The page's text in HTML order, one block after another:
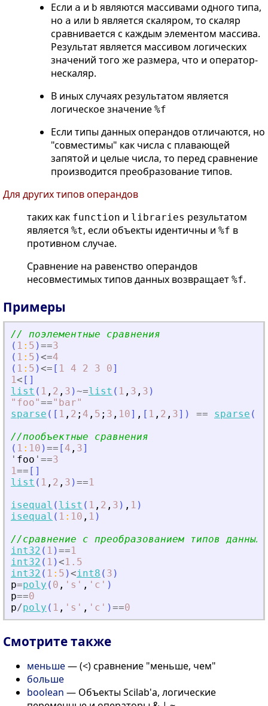
Если a и b являются массивами одного типа,
но a или b является скаляром, то скаляр
сравнивается с каждым элементом массива.
Результат является массивом логических
значений того же размера, что и оператор-
нескаляр.
В иных случаях результатом является
логическое значение %f
Если типы данных операндов отличаются, но
"совместимы" как числа с плавающей
запятой и целые числа, то перед сравнение
производится преобразование типов.
Для других типов операндов
таких как function и libraries результатом
является %t, если объекты идентичны и %f в
противном случае.
Сравнение на равенство операндов
несовместимых типов данных возвращает %f.
Примеры
// поэлементные сравнения
( 1 : 5 )==3
( 1 : 5 )<=4
( 1 : 5 )<= [ 1 4 2 3 0]
1< [ ]
list ( 1 , 2 , 3 )~=list ( 1 , 3 , 3 )
" foo"==" bar"
sparse ( [ 1 , 2 ; 4 , 5 ; 3 , 10] , [ 1 , 2 , 3] ) == sparse (
//пообъектные сравнения
( 1 : 10 )== [ 4 , 3]
' foo ' ==3
1== [ ]
list ( 1 , 2 , 3 )==1
isequal ( list ( 1 , 2 , 3 ) , 1 )
isequal ( 1 : 10 , 1 )
//сравнение с преобразованием типов данных
int32 ( 1 )==1
int32 ( 1 )<1.5
int32 ( 1 : 5 )<int8 ( 3 )
p=poly ( 0 , ' s ' , ' c ' )
p==0
p/poly ( 1 , ' s ' , ' c ' )==0
Смотрите также
меньше— (<) сравнение "меньше, чем"
больше
boolean — Объекты Scilab'а, логические